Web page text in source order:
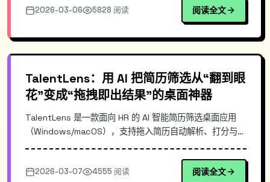
2026-03-06 5828 阅读 阅读全文
TalentLens：用 AI 把简历筛选从“翻到眼
花”变成“拖拽即出结果”的桌面神器
TalentLens 是一款面向 HR 的 AI 智能简历筛选桌面应用
（Windows/macOS），支持拖入简历自动解析、打分与排
景、核心优势、落地流程与最佳实践，帮助招聘团队提升筛
选效率与一致性。
2026-03-07 4555 阅读 阅读全文